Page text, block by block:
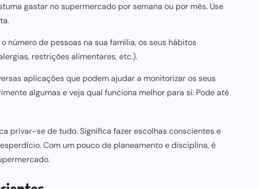
gastar no supermercado por semana ou por mês. Use
número de pessoas na sua família, os seus hábitos
restrições alimentares, etc.).
aplicações que podem ajudar a monitorizar os seus
algumas e veja qual funciona melhor para si. Pode até
privar-se de tudo. Significa fazer escolhas conscientes e
Com um pouco de planeamento e disciplina, é